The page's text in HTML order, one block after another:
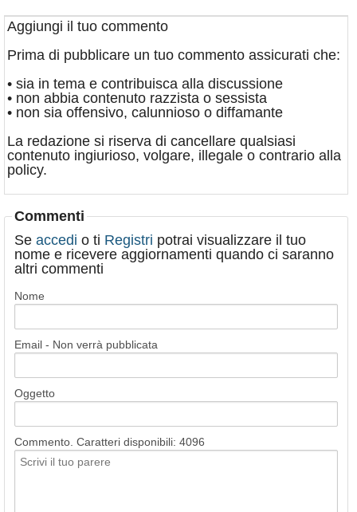
Aggiungi il tuo commento
Prima di pubblicare un tuo commento assicurati che:
• sia in tema e contribuisca alla discussione
• non abbia contenuto razzista o sessista
• non sia offensivo, calunnioso o diffamante
La redazione si riserva di cancellare qualsiasi
contenuto ingiurioso, volgare, illegale o contrario alla
policy.
Commenti
Se accedi o ti Registri potrai visualizzare il tuo
nome e ricevere aggiornamenti quando ci saranno
altri commenti
Nome
Email - Non verrà pubblicata
Oggetto
Commento. Caratteri disponibili: 4096